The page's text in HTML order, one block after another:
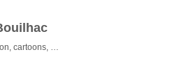
cartoons, …